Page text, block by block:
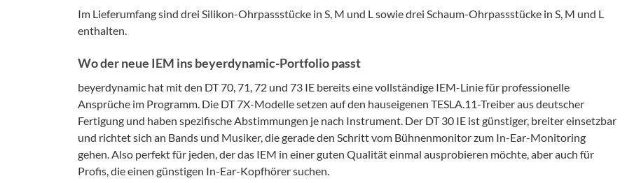
Im Lieferumfang sind drei Silikon-Ohrpassstücke in S, M und L sowie drei Schaum-Ohrpassstücke in S, M und L
enthalten.
Wo der neue IEM ins beyerdynamic-Portfolio passt
beyerdynamic hat mit den DT 70, 71, 72 und 73 IE bereits eine vollständige IEM-Linie für professionelle
Ansprüche im Programm. Die DT 7X-Modelle setzen auf den hauseigenen TESLA.11-Treiber aus deutscher
Fertigung und haben spezifische Abstimmungen je nach Instrument. Der DT 30 IE ist günstiger, breiter einsetzbar
und richtet sich an Bands und Musiker, die gerade den Schritt vom Bühnenmonitor zum In-Ear-Monitoring
gehen. Also perfekt für jeden, der das IEM in einer guten Qualität einmal ausprobieren möchte, aber auch für
Profis, die einen günstigen In-Ear-Kopfhörer suchen.